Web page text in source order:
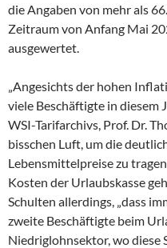
die Angaben von mehr als
Zeitraum von Anfang Mai
ausgewertet.
„Angesichts der hohen
viele Beschäftigte in diesem
WSI-Tarifarchivs, Prof. Dr.
bisschen Luft, um die
Lebensmittelpreise zu
Kosten der Urlaubskasse
Schulten allerdings, „dass
zweite Beschäftigte beim
Niedriglohnsektor, wo diese